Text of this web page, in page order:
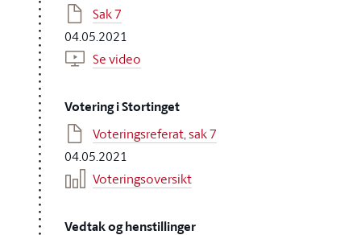
Sak 7
04.05.2021
Se video
Votering i Stortinget
Voteringsreferat, sak 7
04.05.2021
Voteringsoversikt
Vedtak og henstillinger